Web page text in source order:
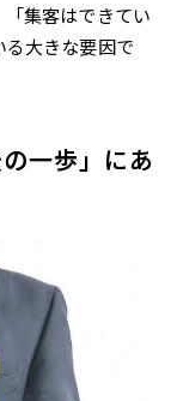
集客はできてい
大きな要因で
一歩」にあ